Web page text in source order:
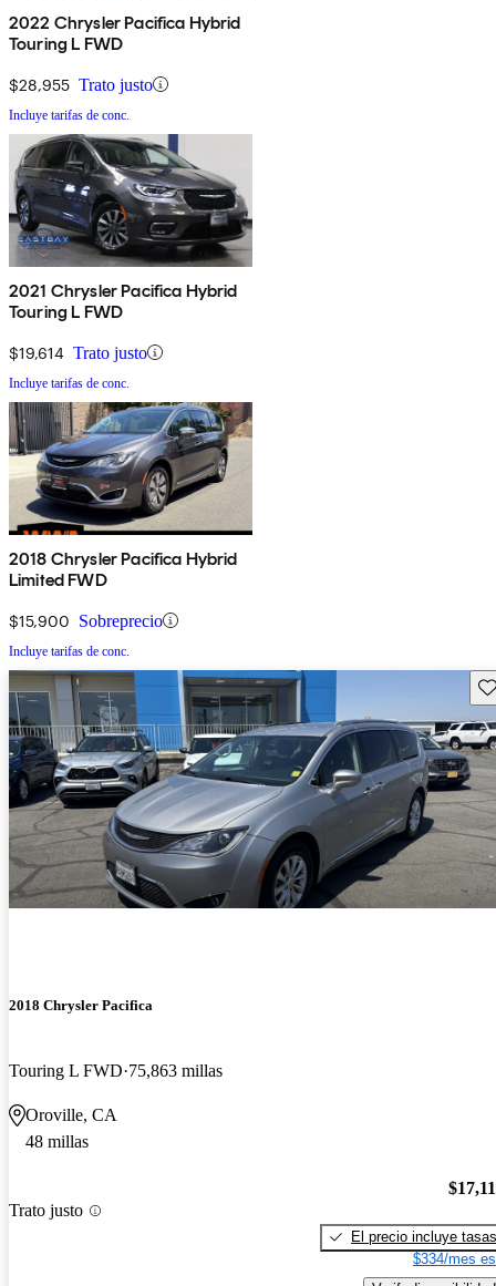
2022 Chrysler Pacifica Hybrid
Touring L FWD
$28,955 Trato justo
Incluye tarifas de conc.
2021 Chrysler Pacifica Hybrid
Touring L FWD
$19,614 Trato justo
Incluye tarifas de conc.
2018 Chrysler Pacifica Hybrid
Limited FWD
$15,900 Sobreprecio
Incluye tarifas de conc.
2018 Chrysler Pacifica
Touring L FWD 75,863 millas
Oroville, CA
48 millas
Trato justo
El precio incluye tasas
$334/mes